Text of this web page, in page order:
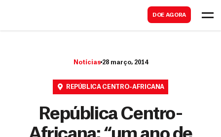
DOE AGORA
Notícias 28 março, 2014
REPÚBLICA CENTRO-AFRICANA
República Centro-
a
r